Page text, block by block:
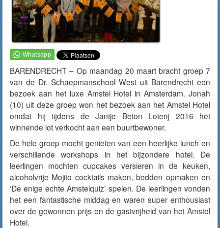
BARENDRECHT – Op maandag 20 maart bracht groep 7
van de Dr. Schaepmanschool West uit Barendrecht een
bezoek aan het luxe Amstel Hotel in Amsterdam. Jonah
(10) uit deze groep won het bezoek aan het Amstel Hotel
omdat hij tijdens de Jantje Beton Loterij 2016 het
winnende lot verkocht aan een buurtbewoner.
De hele groep mocht genieten van een heerlijke lunch en
verschillende workshops in het bijzondere hotel. De
leerlingen mochten cupcakes versieren in de keuken,
alcoholvrije Mojito cocktails maken, bedden opmaken en
‘De enige echte Amstelquiz’ spelen. De leerlingen vonden
het een fantastische middag en waren super enthousiast
over de gewonnen prijs en de gastvrijheid van het Amstel
Hotel.